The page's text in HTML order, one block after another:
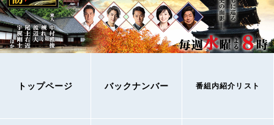
トップページ バックナンバー 番組内紹介リスト